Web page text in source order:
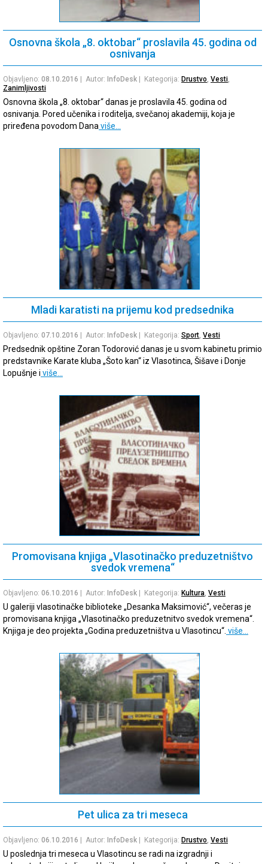
Osnovna škola „8. oktobar“ proslavila 45. godina od
osnivanja
Objavljeno: 08.10.2016 | Autor: InfoDesk | Kategorija: Drustvo Vesti
Zanimljivosti
Osnovna škola „8. oktobar“ danas je proslavila 45. godina od
osnivanja. Pored učenika i roditelja, svečanoj akademiji, koja je
priređena povodom Dana više…
Mladi karatisti na prijemu kod predsednika
Objavljeno: 07.10.2016 | Autor: InfoDesk | Kategorija: Sport Vesti
Predsednik opštine Zoran Todorović danas je u svom kabinetu primio
predstavnike Karate kluba „Šoto kan“ iz Vlasotinca, Šišave i Donje
Lopušnje i više…
Promovisana knjiga „Vlasotinačko preduzetništvo
svedok vremena“
Objavljeno: 06.10.2016 | Autor: InfoDesk | Kategorija: Kultura, Vesti
U galeriji vlasotinačke biblioteke „Desanka Maksimović“, večeras je
promovisana knjiga „Vlasotinačko preduzetnitvo svedok vremena“.
Knjiga je deo projekta „Godina preduzetništva u Vlasotincu“. više…
Pet ulica za tri meseca
Objavljeno: 06.10.2016 | Autor: InfoDesk | Kategorija: Drustvo, Vesti
U poslednja tri meseca u Vlasotincu se radi na izgradnji i